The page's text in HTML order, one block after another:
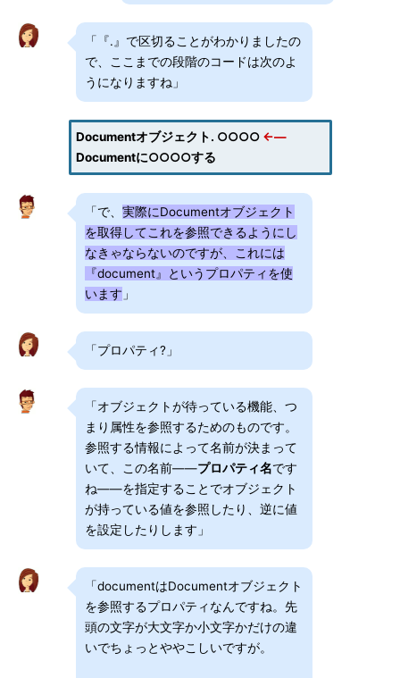
「『.』で区切ることがわかりましたの
で、ここまでの段階のコードは次のよ
うになりますね」
Documentオブジェクト. ○○○○ ←―
Documentに○○○○する
「で、 実際にDocumentオブジェクト
を取得してこれを参照できるようにし
なきゃならないのですが、これには
『document』というプロパティを使
います 」
「プロパティ?」
「オブジェクトが待っている機能、つ
まり属性を参照するためのものです。
参照する情報によって名前が決まって
いて、この名前――プロパティ名です
ね――を指定することでオブジェクト
が持っている値を参照したり、逆に値
を設定したりします」
「documentはDocumentオブジェクト
を参照するプロパティなんですね。先
頭の文字が大文字か小文字かだけの違
いでちょっとややこしいですが。